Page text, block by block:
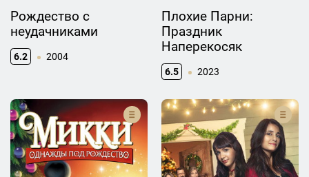
Рождество с
неудачниками
6.2 2004
Плохие Парни:
Праздник
Наперекосяк
6.5 2023